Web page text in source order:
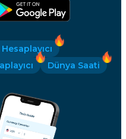
Dünya Saati